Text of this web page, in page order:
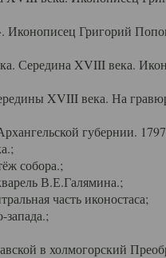
Иконописец Григорий
Середина XVIII века.
XVIII века. На
губернии.
собора.;
В.Е.Галямина.;
часть иконостаса;
в холмогорский